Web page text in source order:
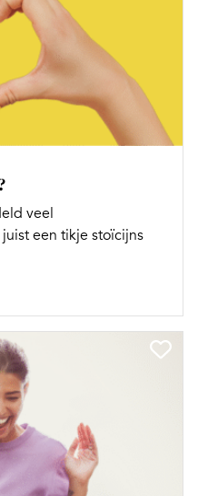
veel
een tikje stoïcijns